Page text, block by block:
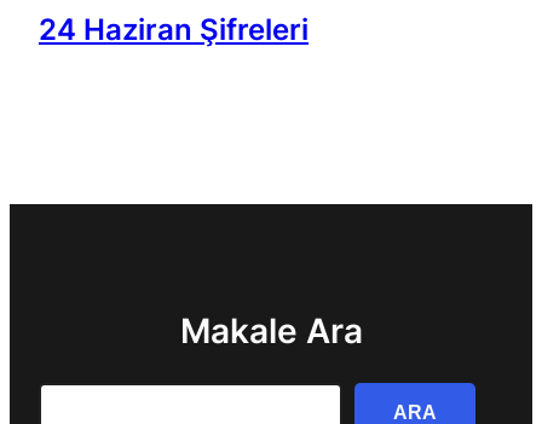
24 Haziran Şifreleri
Makale Ara
ARA